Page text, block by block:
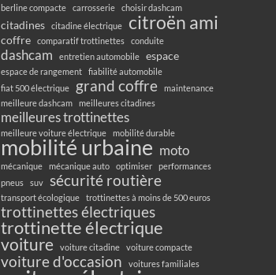
berline compacte carrosserie choisir dashcam
citadines citadine électrique citroën ami
coffre comparatif trottinettes conduite
dashcam entretien automobile espace
espace de rangement
fiabilité automobile
fiat 500 électrique
grand coffre
maintenance
meilleure dashcam
meilleures citadines
meilleures trottinettes
meilleure voiture électrique mobilité durable
mobilité urbaine moto
mécanique mécanique auto optimiser
performances
pneus
suv sécurité routière
transport écologique trottinettes à moins de 500 euros
trottinettes électriques
trottinette électrique
voiture voiture citadine voiture compacte
voiture d'occasion voitures familiales